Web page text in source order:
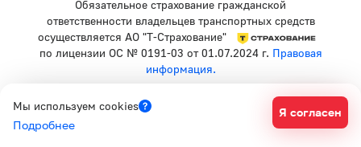
Обязательное страхование гражданской
ответственности владельцев транспортных средств
осуществляется АО "Т-Страхование"
по лицензии ОС № 0191-03 от 01.07.2024 г. Правовая
информация.
Политика конфиденциальности
Согласие на рекламную рассылку
Мы используем cookies
Подробнее
Я согласен